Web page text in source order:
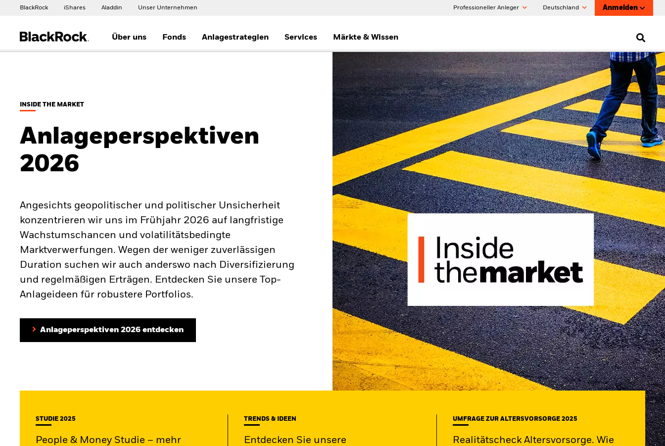
BlackRock iShares Aladdin Unser Unternehmen Professioneller Anleger Deutschland Anmelden
Über uns Fonds Anlagestrategien Services Märkte & Wissen
INSIDE THE MARKET
Anlageperspektiven
2026
Angesichts geopolitischer und politischer Unsicherheit
konzentrieren wir uns im Frühjahr 2026 auf langfristige
Wachstumschancen und volatilitätsbedingte
Marktverwerfungen. Wegen der weniger zuverlässigen
Duration suchen wir auch anderswo nach Diversifizierung
und regelmäßigen Erträgen. Entdecken Sie unsere Top-
Anlageideen für robustere Portfolios.
Anlageperspektiven 2026 entdecken
STUDIE 2025
People & Money Studie – mehr
TRENDS & IDEEN
Entdecken Sie unsere
UMFRAGE ZUR ALTERSVORSORGE 2025
Realitätscheck Altersvorsorge. Wie